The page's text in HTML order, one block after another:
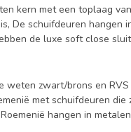
kern met een toplaag
De schuifdeuren hangen
de luxe soft close
zwart/brons en
met schuifdeuren
hangen in